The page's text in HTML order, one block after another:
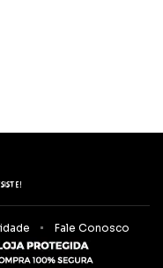
Fale Conosco